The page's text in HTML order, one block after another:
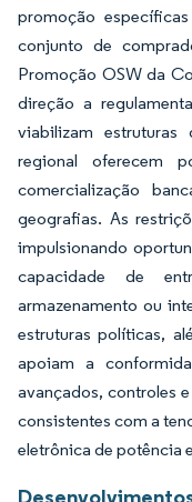
promoção
conjunto de
Promoção OSW da
direção a
viabilizam
regional oferecem
comercialização
geografias. As
impulsionando
capacidade de
armazenamento ou
estruturas políticas,
apoiam a
avançados, controles
consistentes com a
eletrônica de potência